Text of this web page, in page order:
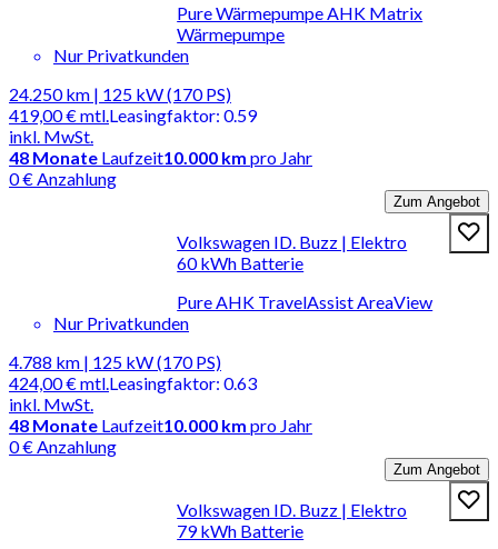
Pure Wärmepumpe AHK Matrix
Wärmepumpe
Nur Privatkunden
24.250 km | 125 kW (170 PS)
419,00 €mtl.
inkl. MwSt.
Leasingfaktor: 0.59
48 Monate Laufzeit10.000 km pro Jahr
0 € Anzahlung
Zum Angebot
Volkswagen ID. Buzz | Elektro
60 kWh Batterie
Pure AHK TravelAssist AreaView
Nur Privatkunden
4.788 km | 125 kW (170 PS)
424,00 €mtl.
inkl. MwSt.
Leasingfaktor: 0.63
48 Monate Laufzeit10.000 km pro Jahr
0 € Anzahlung
Zum Angebot
Volkswagen ID. Buzz | Elektro
79 kWh Batterie